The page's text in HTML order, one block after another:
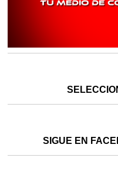
SIGUE EN